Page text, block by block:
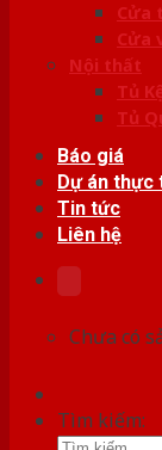
Cửa
Cửa
Nội thất
Tủ
Tủ
Báo giá
Dự án thực
Tin tức
Liên hệ
Chưa có
Tìm kiếm: